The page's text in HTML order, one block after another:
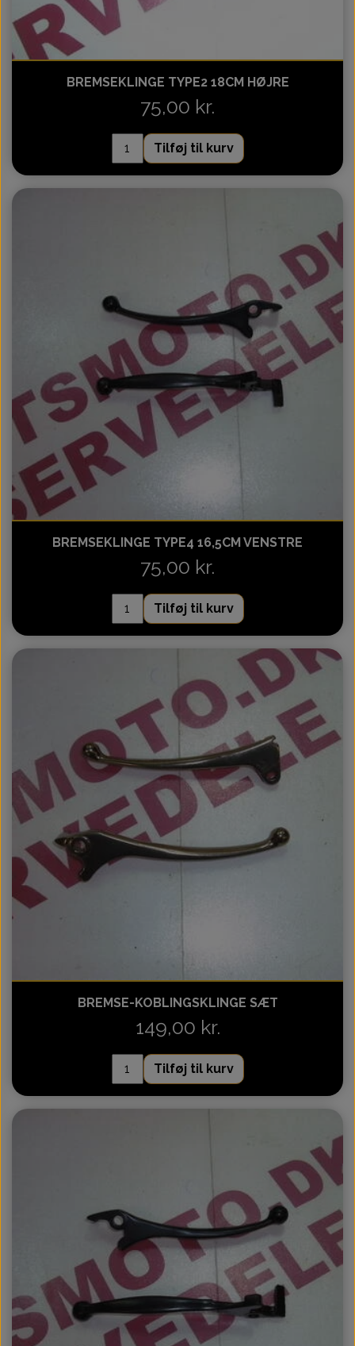
BREMSEKLINGE TYPE2 18CM HØJRE
75,00 kr.
Tilføj til kurv
BREMSEKLINGE TYPE4 16,5CM VENSTRE
75,00 kr.
Tilføj til kurv
BREMSE-KOBLINGSKLINGE SÆT
149,00 kr.
Tilføj til kurv